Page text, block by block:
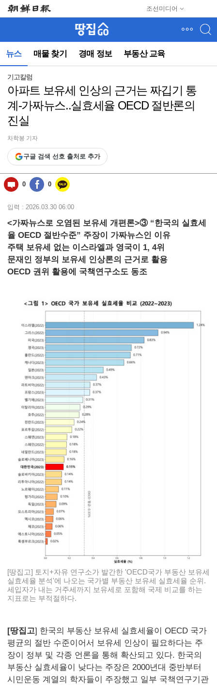
조선미디어
뉴
(컨
뉴스 매물 찾기 경매 정보 부동산 교육
기고칼럼
아파트 보유세 인상의 근거는 짜깁기 통
계-가짜뉴스..실효세율 OECD 절반론의
진실
차학봉 기자
구글 검색 선호 출처로 추가
0 0
입력 : 2026.03.30 06:00
<가짜뉴스로 오염된 보유세 개편론>③ “한국의 실효세
율 OECD 절반수준” 주장이 가짜뉴스인 이유
주택 보유세 없는 이스라엘과 영국이 1, 4위
문재인 정부의 보유세 인상론의 근거로 활용
OECD 권위 활용에 국책연구소도 동조
[땅집고] 토지+자유 연구소가 발간한 'OECD국가 부동산 보유세
실효세율 분석'에 나오는 국가별 부동산 보유세 실효세율 순위.
세입자가 내는 거주세까지 보유세로 포함해 국제 비교를 하는
지표로는 부적절하다.
[땅집고] 한국의 부동산 보유세 실효세율이 OECD 국가
평균의 절반 수준이어서 보유세 인상이 필요하다는 주
장이 정부 및 각종 언론을 통해 확산되고 있다. 한국의
부동산 실효세율이 낮다는 주장은 2000년대 중반부터
시민운동 계열의 학자들이 주장했고 일부 국책연구기관